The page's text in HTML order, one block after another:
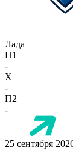
Лада
П1
-
X
-
П2
-
25 сентября